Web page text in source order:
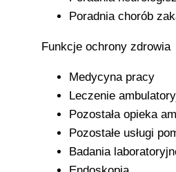
Poradnia chorób
Funkcje ochrony zdrowia
Medycyna pracy
Leczenie
Pozostała opieka
Pozostałe usługi
Badania